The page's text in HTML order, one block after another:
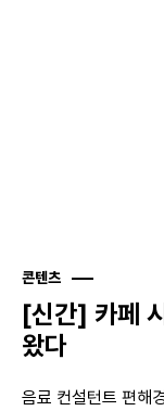
콘텐츠
[신간] 카페
왔다
음료 컨설턴트 편해